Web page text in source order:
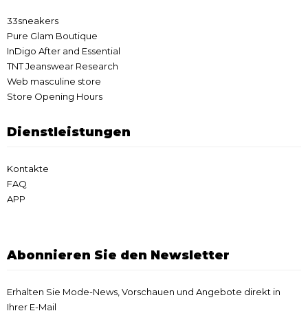
33sneakers
Pure Glam Boutique
InDigo After and Essential
TNT Jeanswear Research
Web masculine store
Store Opening Hours
Dienstleistungen
Kontakte
FAQ
APP
Abonnieren Sie den Newsletter
Erhalten Sie Mode-News, Vorschauen und Angebote direkt in
Ihrer E-Mail